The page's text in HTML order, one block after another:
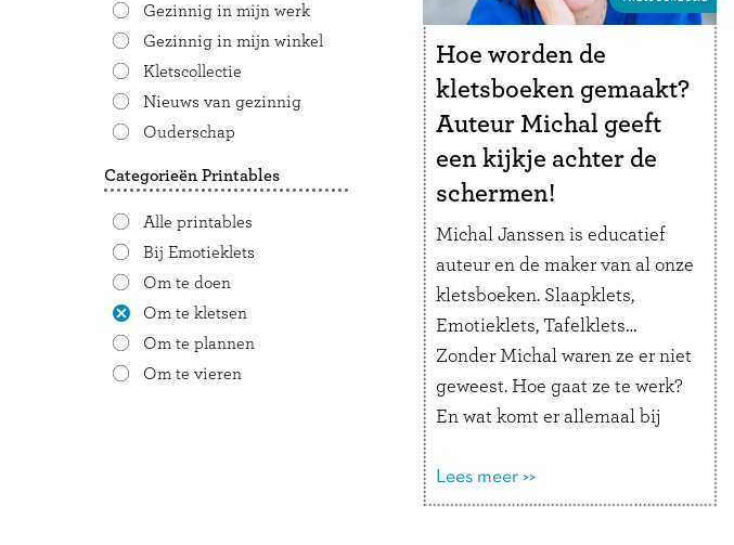
Gezinnig in mijn werk
Gezinnig in mijn winkel
Kletscollectie
Nieuws van gezinnig
Ouderschap
Categorieën Printables
Alle printables
Bij Emotieklets
Om te doen
Om te kletsen
Om te plannen
Om te vieren
Hoe worden de
kletsboeken gemaakt?
Auteur Michal geeft
een kijkje achter de
schermen!
Michal Janssen is educatief
auteur en de maker van al onze
kletsboeken. Slaapklets,
Emotieklets, Tafelklets…
Zonder Michal waren ze er niet
geweest. Hoe gaat ze te werk?
En wat komt er allemaal bij
hoe kletsboeken tot stand
komen. Hoe ben je educatief
Lees meer >>